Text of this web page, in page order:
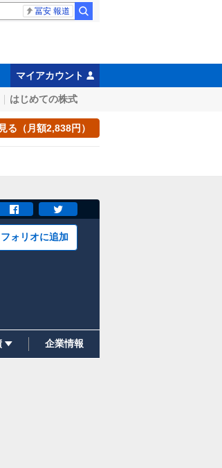
冨安 報道
マイアカウント
はじめての株式
る（月額2,838円）
ォリオに追加
企業情報